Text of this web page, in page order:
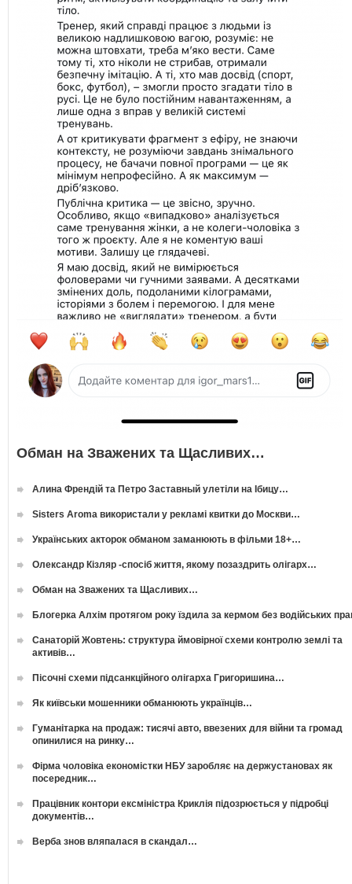
Обман на Зважених та Щасливих…
Алина Френдій та Петро Заставный улетіли на Ібицу…
Sisters Aroma використали у рекламі квитки до Москви…
Українських акторок обманом заманюють в фільми 18+…
Олександр Кізляр -спосіб життя, якому позаздрить олігарх…
Обман на Зважених та Щасливих…
Блогерка Алхім протягом року їздила за кермом без водійських
Санаторій Жовтень: структура ймовірної схеми контролю землі та
активів…
Пісочні схеми підсанкційного олігарха Григоришина…
Як київськи мошенники обманюють українців…
Гуманітарка на продаж: тисячі авто, ввезених для війни та громад
опинилися на ринку…
Фірма чоловіка економістки НБУ заробляє на держустановах як
посередник…
Працівник контори ексміністра Криклія підозрюється у підробці
документів…
Верба знов вляпалася в скандал…